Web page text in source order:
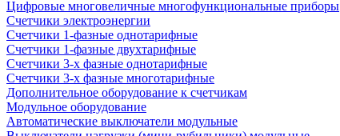
Цифровые многовеличные многофункциональные приборы
Счетчики электроэнергии
Счетчики 1-фазные однотарифные
Счетчики 1-фазные двухтарифные
Счетчики 3-х фазные однотарифные
Счетчики 3-х фазные многотарифные
Дополнительное оборудование к счетчикам
Модульное оборудование
Автоматические выключатели модульные